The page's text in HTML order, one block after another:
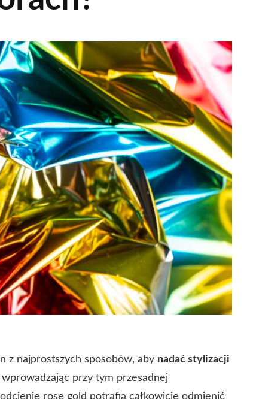
z najprostszych sposobów, aby nadać stylizacji
wprowadzając przy tym przesadnej
rose gold potrafią całkowicie odmienić